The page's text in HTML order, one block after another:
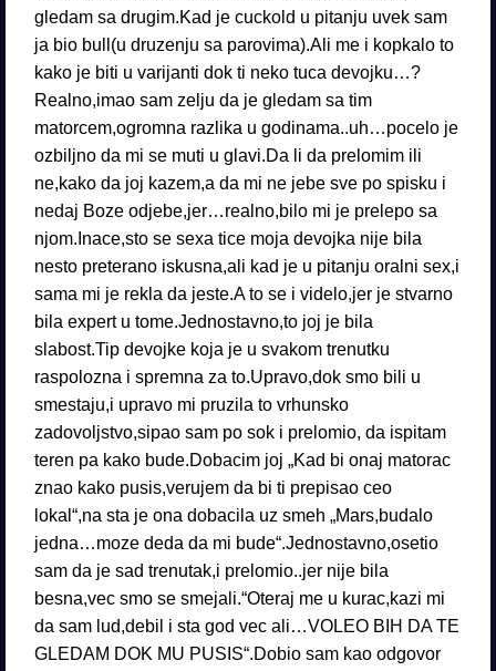
gledam sa drugim.Kad je cuckold u pitanju uvek sam
ja bio bull(u druzenju sa parovima).Ali me i kopkalo to
kako je biti u varijanti dok ti neko tuca devojku…?
Realno,imao sam zelju da je gledam sa tim
matorcem,ogromna razlika u godinama..uh…pocelo je
ozbiljno da mi se muti u glavi.Da li da prelomim ili
ne,kako da joj kazem,a da mi ne jebe sve po spisku i
nedaj Boze odjebe,jer…realno,bilo mi je prelepo sa
njom.Inace,sto se sexa tice moja devojka nije bila
nesto preterano iskusna,ali kad je u pitanju oralni sex,i
sama mi je rekla da jeste.A to se i videlo,jer je stvarno
bila expert u tome.Jednostavno,to joj je bila
slabost.Tip devojke koja je u svakom trenutku
raspolozna i spremna za to.Upravo,dok smo bili u
smestaju,i upravo mi pruzila to vrhunsko
zadovoljstvo,sipao sam po sok i prelomio, da ispitam
teren pa kako bude.Dobacim joj „Kad bi onaj matorac
znao kako pusis,verujem da bi ti prepisao ceo
lokal“,na sta je ona dobacila uz smeh „Mars,budalo
jedna…moze deda da mi bude“.Jednostavno,osetio
sam da je sad trenutak,i prelomio..jer nije bila
besna,vec smo se smejali.“Oteraj me u kurac,kazi mi
da sam lud,debil i sta god vec ali…VOLEO BIH DA TE
GLEDAM DOK MU PUSIS“.Dobio sam kao odgovor